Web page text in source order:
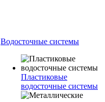
Водосточные системы
Пластиковые
водосточные системы